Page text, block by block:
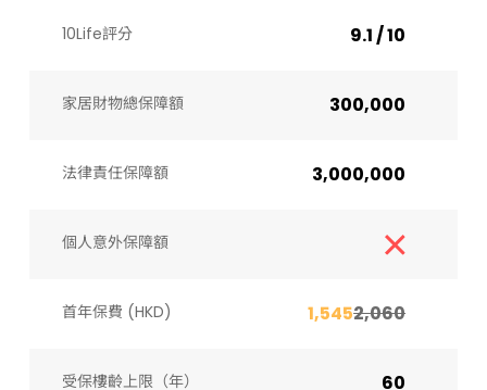
10Life評分 9.1 / 10
家居財物總保障額 300,000
法律責任保障額 3,000,000
個人意外保障額
首年保費 (HKD) 1,5452,060
受保樓齡上限（年）​ 60